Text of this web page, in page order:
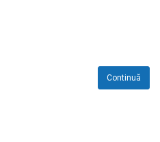
Continuă